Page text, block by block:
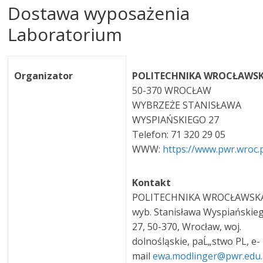
Dostawa wyposażenia
Laboratorium
Organizator
POLITECHNIKA
50-370 WROCŁAW
WYBRZEŻE STANISŁAWA
WYSPIAŃSKIEGO 27
Telefon: 71 320 29 05
WWW: https://
Kontakt
POLITECHNIKA
wyb. Stanisława
27, 50-370, Wrocław, woj.
dolnośląskie, paĹ„stwo PL, e-
mail